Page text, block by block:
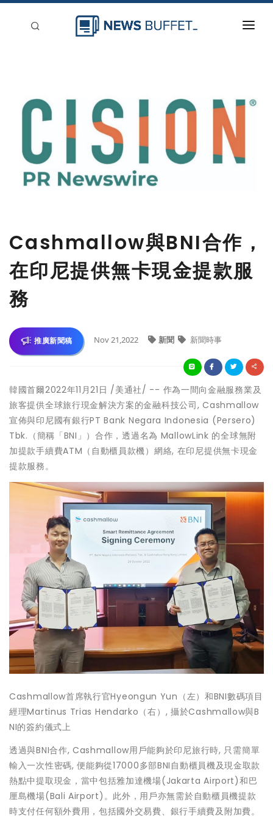
登入
Cashmallow與BNI合作，
在印尼提供無卡現金提款服
務
推廣新聞稿 Nov 21,2022 新聞 新聞時事
韓國首爾2022年11月21日 /美通社/ -- 作為一間向金融服務業及
旅客提供全球旅行現金解決方案的金融科技公司, Cashmallow
宣佈與印尼國有銀行PT Bank Negara Indonesia (Persero)
Tbk.（簡稱「BNI」）合作，透過名為 MallowLink 的全球無附
加提款手續費ATM（自動櫃員款機）網絡, 在印尼提供無卡現金
提款服務。
Cashmallow首席執行官Hyeongun Yun（左）和BNI數碼項目
經理Martinus Trias Hendarko（右）, 攝於Cashmallow與B
NI的簽約儀式上
透過與BNI合作, Cashmallow用戶能夠於印尼旅行時, 只需簡單
輸入一次性密碼, 便能夠從17000多部BNI自動櫃員機及現金取款
熱點中提取現金，當中包括雅加達機場(Jakarta Airport)和巴
厘島機場(Bali Airport)。此外，用戶亦無需於自動櫃員機提款
時支付任何額外費用，包括國外交易費、銀行手續費及附加費。